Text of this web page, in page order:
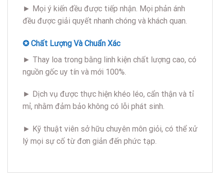
► Mọi ý kiến đều được tiếp nhận. Mọi phản ánh
đều được giải quyết nhanh chóng và khách quan.
✪ Chất Lượng Và Chuẩn Xác
► Thay loa trong bằng linh kiện chất lượng cao, có
nguồn gốc uy tín và mới 100%.
► Dịch vụ được thực hiện khéo léo, cẩn thận và tỉ
mỉ, nhằm đảm bảo không có lỗi phát sinh.
► Kỹ thuật viên sở hữu chuyên môn giỏi, có thể xử
lý mọi sự cố từ đơn giản đến phức tạp.